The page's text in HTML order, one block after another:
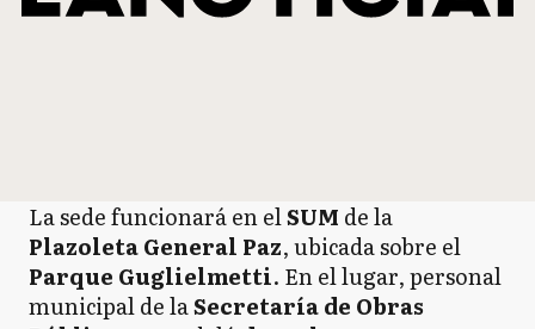
La sede funcionará en elSUM de la
Plazoleta General Paz,ubicada sobre el
Parque Guglielmetti. En el lugar, personal
municipal de laSecretaría de Obras